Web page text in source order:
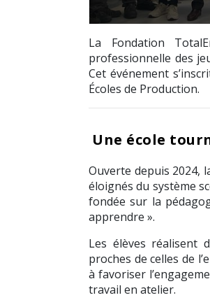
La Fondation
professionnelle des
Cet événement
Écoles de Production.
Une école
Ouverte depuis 2024,
éloignés du système
fondée sur la
apprendre ».
Les élèves réalisent
proches de celles de
à favoriser
travail en atelier.